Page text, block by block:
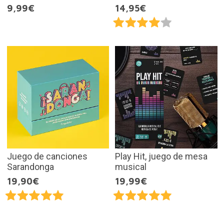
9,99€
14,95€
Juego de canciones
Sarandonga
19,90€
Play Hit, juego de mesa
musical
19,99€